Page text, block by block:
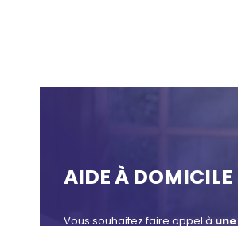
AIDE À
Vous souhaitez faire appel à